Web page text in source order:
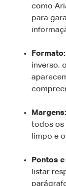
como
para
Formato:
inverso,
Margens:
todos os
limpo e
Pontos
listar